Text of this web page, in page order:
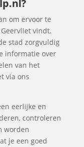
om ervoor te
vindt.
stad zorgvuldig
informatie over
van het
via ons
eerlijke en
controleren
worden
je een goed